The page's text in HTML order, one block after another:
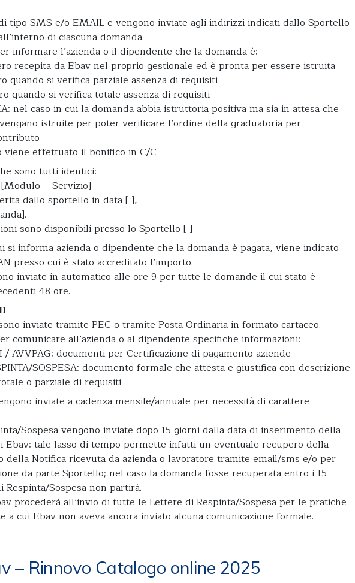
tipo SMS e/o EMAIL e vengono inviate agli indirizzi indicati dallo Sportello
di ciascuna domanda.
informare l’azienda o il dipendente che la domanda è:
recepita da Ebav nel proprio gestionale ed è pronta per essere istruita
quando si verifica parziale assenza di requisiti
quando si verifica totale assenza di requisiti
nel caso in cui la domanda abbia istruttoria positiva ma sia in attesa che
istruite per poter verificare l’ordine della graduatoria per
viene effettuato il bonifico in C/C
sono tutti identici:
– Servizio]
dallo sportello in data [ ],
sono disponibili presso lo Sportello [ ]
si informa azienda o dipendente che la domanda è pagata, viene indicato
presso cui è stato accreditato l’importo.
inviate in automatico alle ore 9 per tutte le domande il cui stato è
48 ore.
inviate tramite PEC o tramite Posta Ordinaria in formato cartaceo.
comunicare all’azienda o al dipendente specifiche informazioni:
/ AVVPAG: documenti per Certificazione di pagamento aziende
SOSPESA: documento formale che attesta e giustifica con descrizione
o parziale di requisiti
inviate a cadenza mensile/annuale per necessità di carattere
Sospesa vengono inviate dopo 15 giorni dalla data di inserimento della
Ebav: tale lasso di tempo permette infatti un eventuale recupero della
Notifica ricevuta da azienda o lavoratore tramite email/sms e/o per
da parte Sportello; nel caso la domanda fosse recuperata entro i 15
Sospesa non partirà.
procederà all’invio di tutte le Lettere di Respinta/Sospesa per le pratiche
a cui Ebav non aveva ancora inviato alcuna comunicazione formale.
– Rinnovo Catalogo online 2025